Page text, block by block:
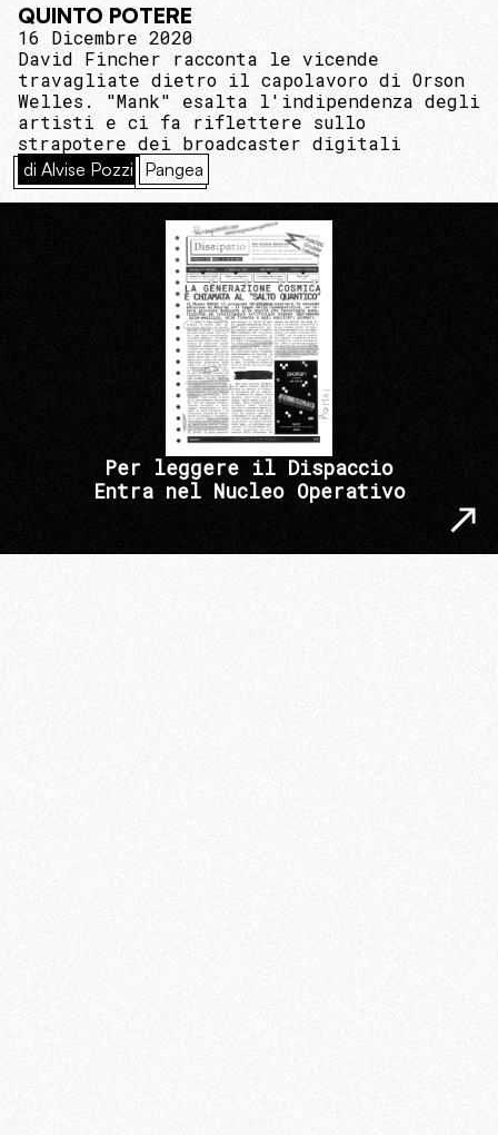
QUINTO POTERE
16 Dicembre 2020
David Fincher racconta le vicende
travagliate dietro il capolavoro di Orson
Welles. "Mank" esalta l'indipendenza degli
artisti e ci fa riflettere sullo
strapotere dei broadcaster digitali
di Alvise Pozzi Pangea
Per leggere il Dispaccio
Entra nel Nucleo Operativo